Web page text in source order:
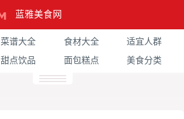
蓝雅美食网
菜谱大全 食材大全
适宜人群
甜点饮品 面包糕点 美食分类